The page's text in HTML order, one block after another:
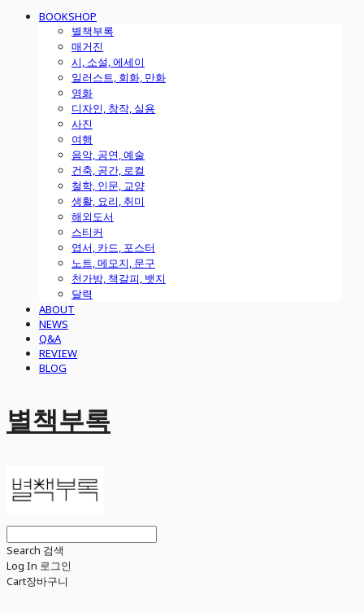
BOOKSHOP
별책부록
매거진
시, 소설, 에세이
일러스트, 회화, 만화
영화
디자인, 창작, 실용
사진
여행
음악, 공연, 예술
건축, 공간, 로컬
철학, 인문, 교양
생활, 요리, 취미
해외도서
스티커
엽서, 카드, 포스터
노트, 메모지, 문구
천가방, 책갈피, 뱃지
달력
ABOUT
NEWS
Q&A
REVIEW
BLOG
별책부록
Search 검색
Log In 로그인
Cart장바구니